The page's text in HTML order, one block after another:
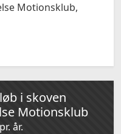
Motionsklub,
i skoven
Motionsklub
år.